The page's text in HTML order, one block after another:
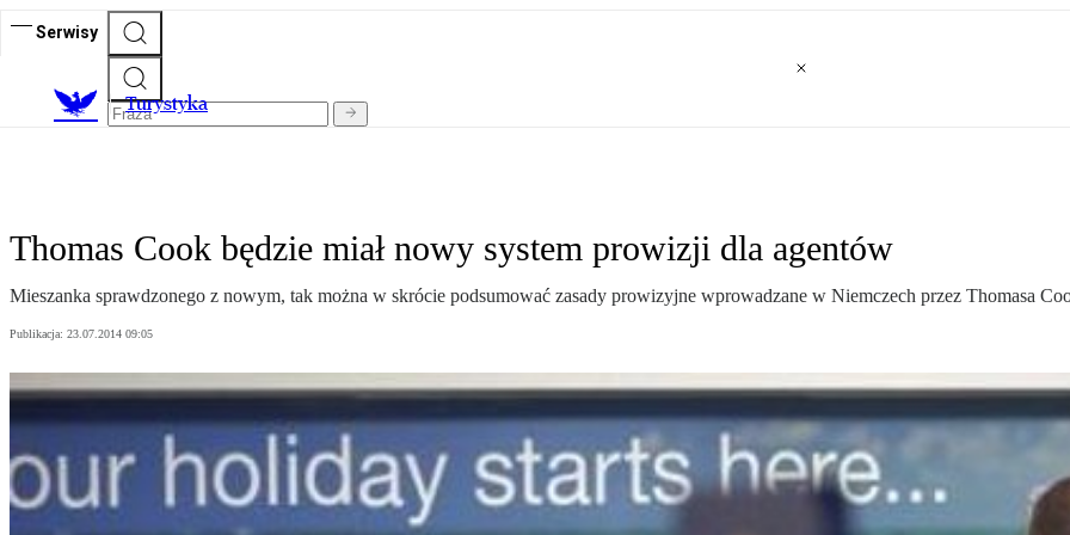
Serwisy
Turystyka
Thomas Cook będzie miał nowy system prowizji dla agentów
Mieszanka sprawdzonego z nowym, tak można w skrócie podsumować zasady prowizyjne wprowadzane w Niemczech przez Thomasa
Publikacja: 23.07.2014 09:05